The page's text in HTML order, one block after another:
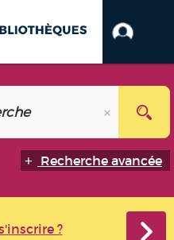
Recherche avancée
?